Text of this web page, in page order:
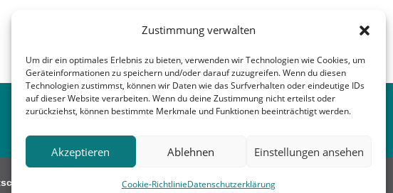
Zustimmung verwalten
Um dir ein optimales Erlebnis zu bieten, verwenden wir Technologien wie Cookies, um
Geräteinformationen zu speichern und/oder darauf zuzugreifen. Wenn du diesen
Technologien zustimmst, können wir Daten wie das Surfverhalten oder eindeutige IDs
auf dieser Website verarbeiten. Wenn du deine Zustimmung nicht erteilst oder
zurückziehst, können bestimmte Merkmale und Funktionen beeinträchtigt werden.
Akzeptieren Ablehnen Einstellungen ansehen
Cookie-RichtlinieDatenschutzerklärung
nächster Beitrag→
Kirche Blomberg